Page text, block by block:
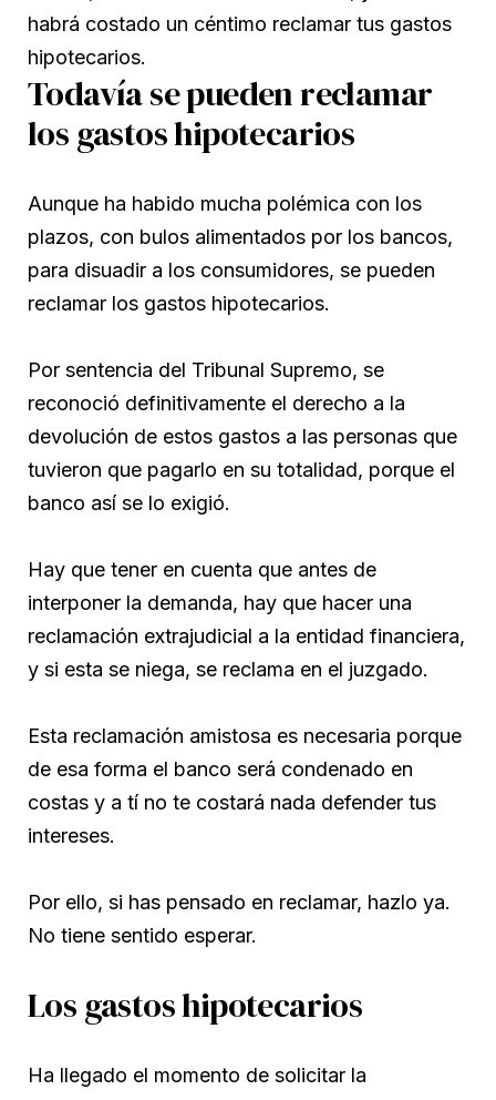
habrá costado un céntimo reclamar tus gastos
hipotecarios.
Todavía se pueden reclamar
los gastos hipotecarios
Aunque ha habido mucha polémica con los
plazos, con bulos alimentados por los bancos,
para disuadir a los consumidores, se pueden
reclamar los gastos hipotecarios.
Por sentencia del Tribunal Supremo, se
reconoció definitivamente el derecho a la
devolución de estos gastos a las personas que
tuvieron que pagarlo en su totalidad, porque el
banco así se lo exigió.
Hay que tener en cuenta que antes de
interponer la demanda, hay que hacer una
reclamación extrajudicial a la entidad financiera,
y si esta se niega, se reclama en el juzgado.
Esta reclamación amistosa es necesaria porque
de esa forma el banco será condenado en
costas y a tí no te costará nada defender tus
intereses.
Por ello, si has pensado en reclamar, hazlo ya.
No tiene sentido esperar.
Los gastos hipotecarios
Ha llegado el momento de solicitar la